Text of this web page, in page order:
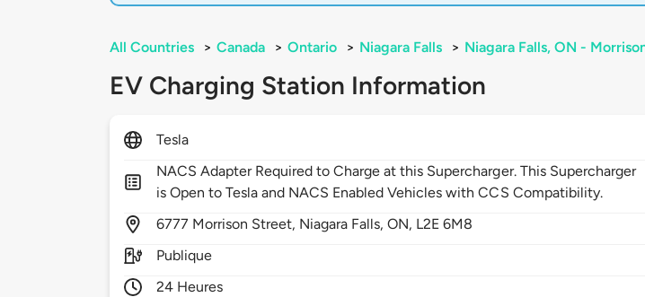
All Countries > Canada > Ontario > Niagara Falls > Niagara Falls, ON -
EV Charging Station Information
Tesla
NACS Adapter Required to Charge at this Supercharger. This Supercharger
is Open to Tesla and NACS Enabled Vehicles with CCS Compatibility.
6777 Morrison Street, Niagara Falls,ON, L2E 6M8
Publique
24 Heures